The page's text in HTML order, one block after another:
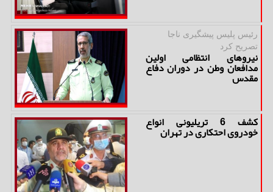
رئیس پلیس پیشگیری ناجا
تصریح كرد
نیروهای انتظامی اولین
مدافعان وطن در دوران دفاع
مقدس
كشف 6 تریلیونی انواع
خودروی احتكاری در تهران